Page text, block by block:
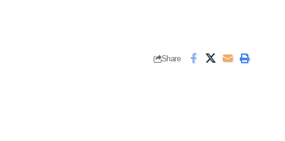
Share